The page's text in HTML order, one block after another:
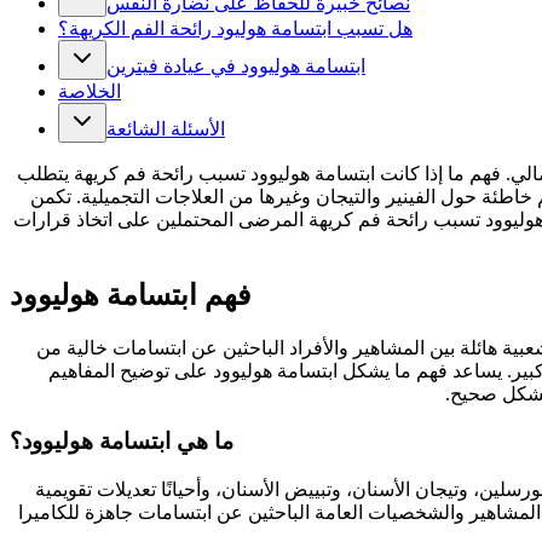
هل تسبب ابتسامة هوليود رائحة الفم الكريهة؟
ابتسامة هوليوود في عيادة فيترين
الخلاصة
الأسئلة الشائعة
فهم ما إذا كانت ابتسامة هوليوود تسبب رائحة فم كريهة يتطلب
حول الفينير والتيجان وغيرها من العلاجات التجميلية. تكمن
تسبب رائحة فم كريهة المرضى المحتملين على اتخاذ قرارات
فهم ابتسامة هوليوود
هائلة بين المشاهير والأفراد الباحثين عن ابتسامات خالية من
يساعد فهم ما يشكل ابتسامة هوليوود على توضيح المفاهيم
بشكل صحيح.
ما هي ابتسامة هوليوود؟
وتيجان الأسنان، وتبييض الأسنان، وأحيانًا تعديلات تقويمية
والشخصيات العامة الباحثين عن ابتسامات جاهزة للكاميرا